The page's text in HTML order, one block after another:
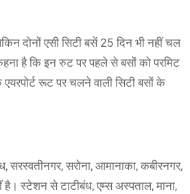
दोनों एसी सिटी बसें 25 दिन भी नहीं चल
है कि इन रुट पर पहले से बसों को परमिट
रूट पर चलने वाली सिटी बसों के
सरस्वतीनगर, सरोना, आमानाका, कबीरनगर,
स्टेशन से टाटीबंध, एम्स अस्पताल, माना,